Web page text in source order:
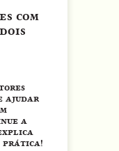
com
ajudar
a
prática!